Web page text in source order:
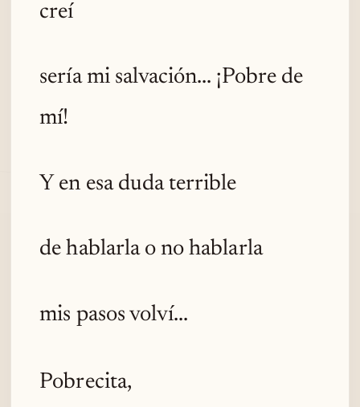
creí
sería mi salvación... ¡Pobre de
mí!
Y en esa duda terrible
de hablarla o no hablarla
mis pasos volví...
Pobrecita,